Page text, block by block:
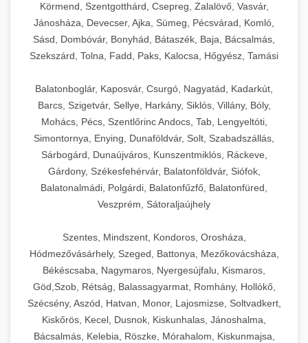
Körmend, Szentgotthárd, Csepreg, Zalalövő, Vasvár,
Jánosháza, Devecser, Ajka, Sümeg, Pécsvárad, Komló,
Sásd, Dombóvár, Bonyhád, Bátaszék, Baja, Bácsalmás,
Szekszárd, Tolna, Fadd, Paks, Kalocsa, Hőgyész, Tamási
Balatonboglár, Kaposvár, Csurgó, Nagyatád, Kadarkút,
Barcs, Szigetvár, Sellye, Harkány, Siklós, Villány, Bóly,
Mohács, Pécs, Szentlőrinc Andocs, Tab, Lengyeltóti,
Simontornya, Enying, Dunaföldvár, Solt, Szabadszállás,
Sárbogárd, Dunaújváros, Kunszentmiklós, Ráckeve,
Gárdony, Székesfehérvár, Balatonföldvár, Siófok,
Balatonalmádi, Polgárdi, Balatonfűzfő, Balatonfüred,
Veszprém, Sátoraljaújhely
Szentes, Mindszent, Kondoros, Orosháza,
Hódmezővásárhely, Szeged, Battonya, Mezőkovácsháza,
Békéscsaba, Nagymaros, Nyergesújfalu, Kismaros,
Göd,Szob, Rétság, Balassagyarmat, Romhány, Hollókő,
Szécsény, Aszód, Hatvan, Monor, Lajosmizse, Soltvadkert,
Kiskőrös, Kecel, Dusnok, Kiskunhalas, Jánoshalma,
Bácsalmás, Kelebia, Röszke, Mórahalom, Kiskunmajsa,